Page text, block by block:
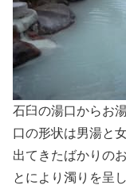
石臼の湯口からお
口の形状は男湯と
出てきたばかりの
とにより濁りを呈